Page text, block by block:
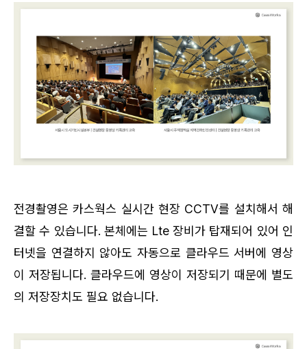
전경촬영은 카스웍스 실시간 현장 CCTV를 설치해서 해
결할 수 있습니다. 본체에는 Lte 장비가 탑재되어 있어 인
터넷을 연결하지 않아도 자동으로 클라우드 서버에 영상
이 저장됩니다. 클라우드에 영상이 저장되기 때문에 별도
의 저장장치도 필요 없습니다.